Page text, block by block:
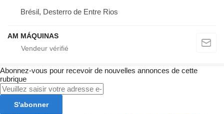
Brésil, Desterro de Entre Rios
AM MÁQUINAS
Abonnez-vous pour recevoir de nouvelles annonces de cette
rubrique
S'abonner